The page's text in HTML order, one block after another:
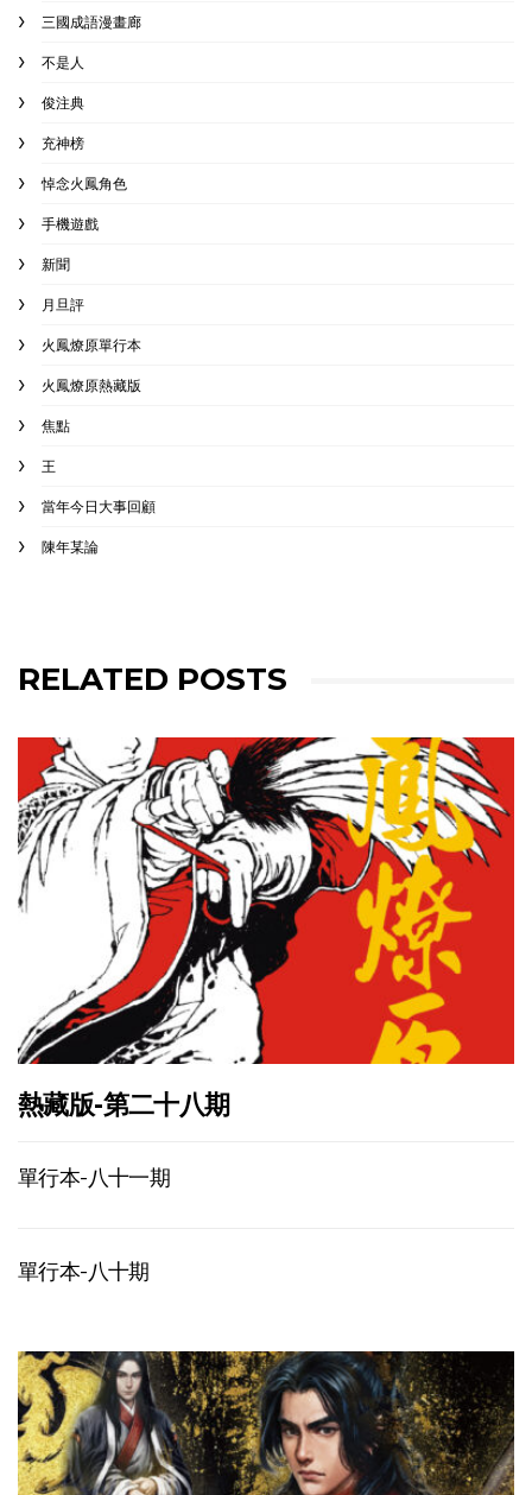
三國成語漫畫廊
不是人
俊注典
充神榜
悼念火鳳角色
手機遊戲
新聞
月旦評
火鳳燎原單行本
火鳳燎原熱藏版
焦點
王
當年今日大事回顧
陳年某論
RELATED POSTS
熱藏版-第二十八期
單行本-八十一期
單行本-八十期